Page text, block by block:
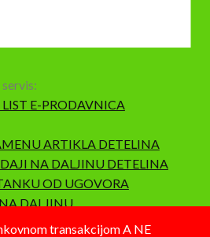
transakcijom A NE
E-PRODAVNICA
ARTIKLA DETELINA
NA DALJINU DETELINA
OD UGOVORA
DALJINU